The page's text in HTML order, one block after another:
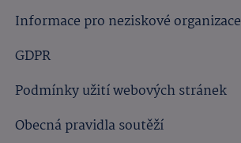
Informace pro neziskové organizace
GDPR
Podmínky užití webových stránek
Obecná pravidla soutěží